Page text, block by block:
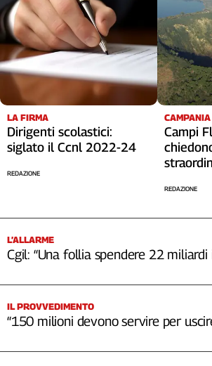
LA FIRMA
Dirigenti scolastici:
siglato il Ccnl 2022-24
REDAZIONE
CAMPANIA
Campi
REDAZIONE
L’ALLARME
Cgil: “Una follia spendere 22 miliardi
IL PROVVEDIMENTO
“150 milioni devono servire per